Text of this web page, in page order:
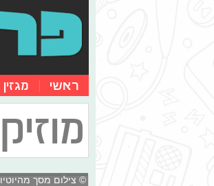
ראשי מגזין
© צילום מסך